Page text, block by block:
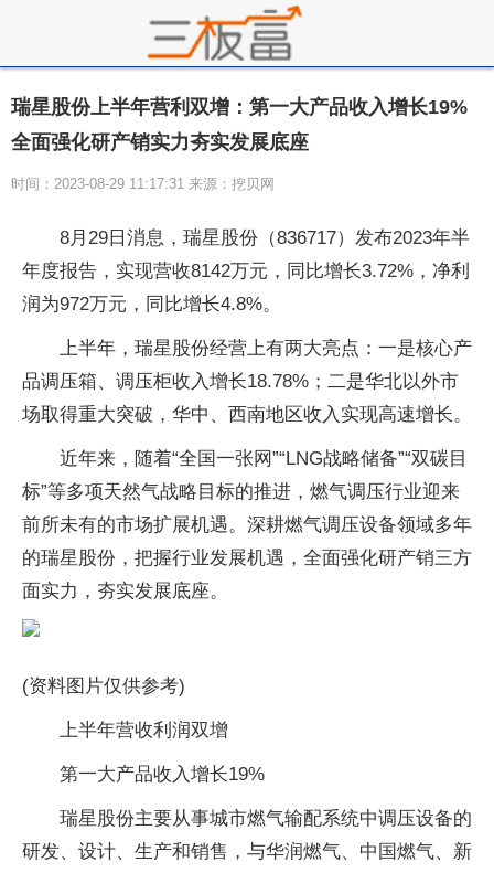
瑞星股份上半年营利双增：第一大产品收入增长19%
全面强化研产销实力夯实发展底座
时间：2023-08-29 11:17:31 来源：挖贝网
8月29日消息，瑞星股份（836717）发布2023年半
年度报告，实现营收8142万元，同比增长3.72%，净利
润为972万元，同比增长4.8%。
上半年，瑞星股份经营上有两大亮点：一是核心产
品调压箱、调压柜收入增长18.78%；二是华北以外市
场取得重大突破，华中、西南地区收入实现高速增长。
近年来，随着“全国一张网”“LNG战略储备”“双碳目
标”等多项天然气战略目标的推进，燃气调压行业迎来
前所未有的市场扩展机遇。深耕燃气调压设备领域多年
的瑞星股份，把握行业发展机遇，全面强化研产销三方
面实力，夯实发展底座。
(资料图片仅供参考)
上半年营收利润双增
第一大产品收入增长19%
瑞星股份主要从事城市燃气输配系统中调压设备的
研发、设计、生产和销售，与华润燃气、中国燃气、新